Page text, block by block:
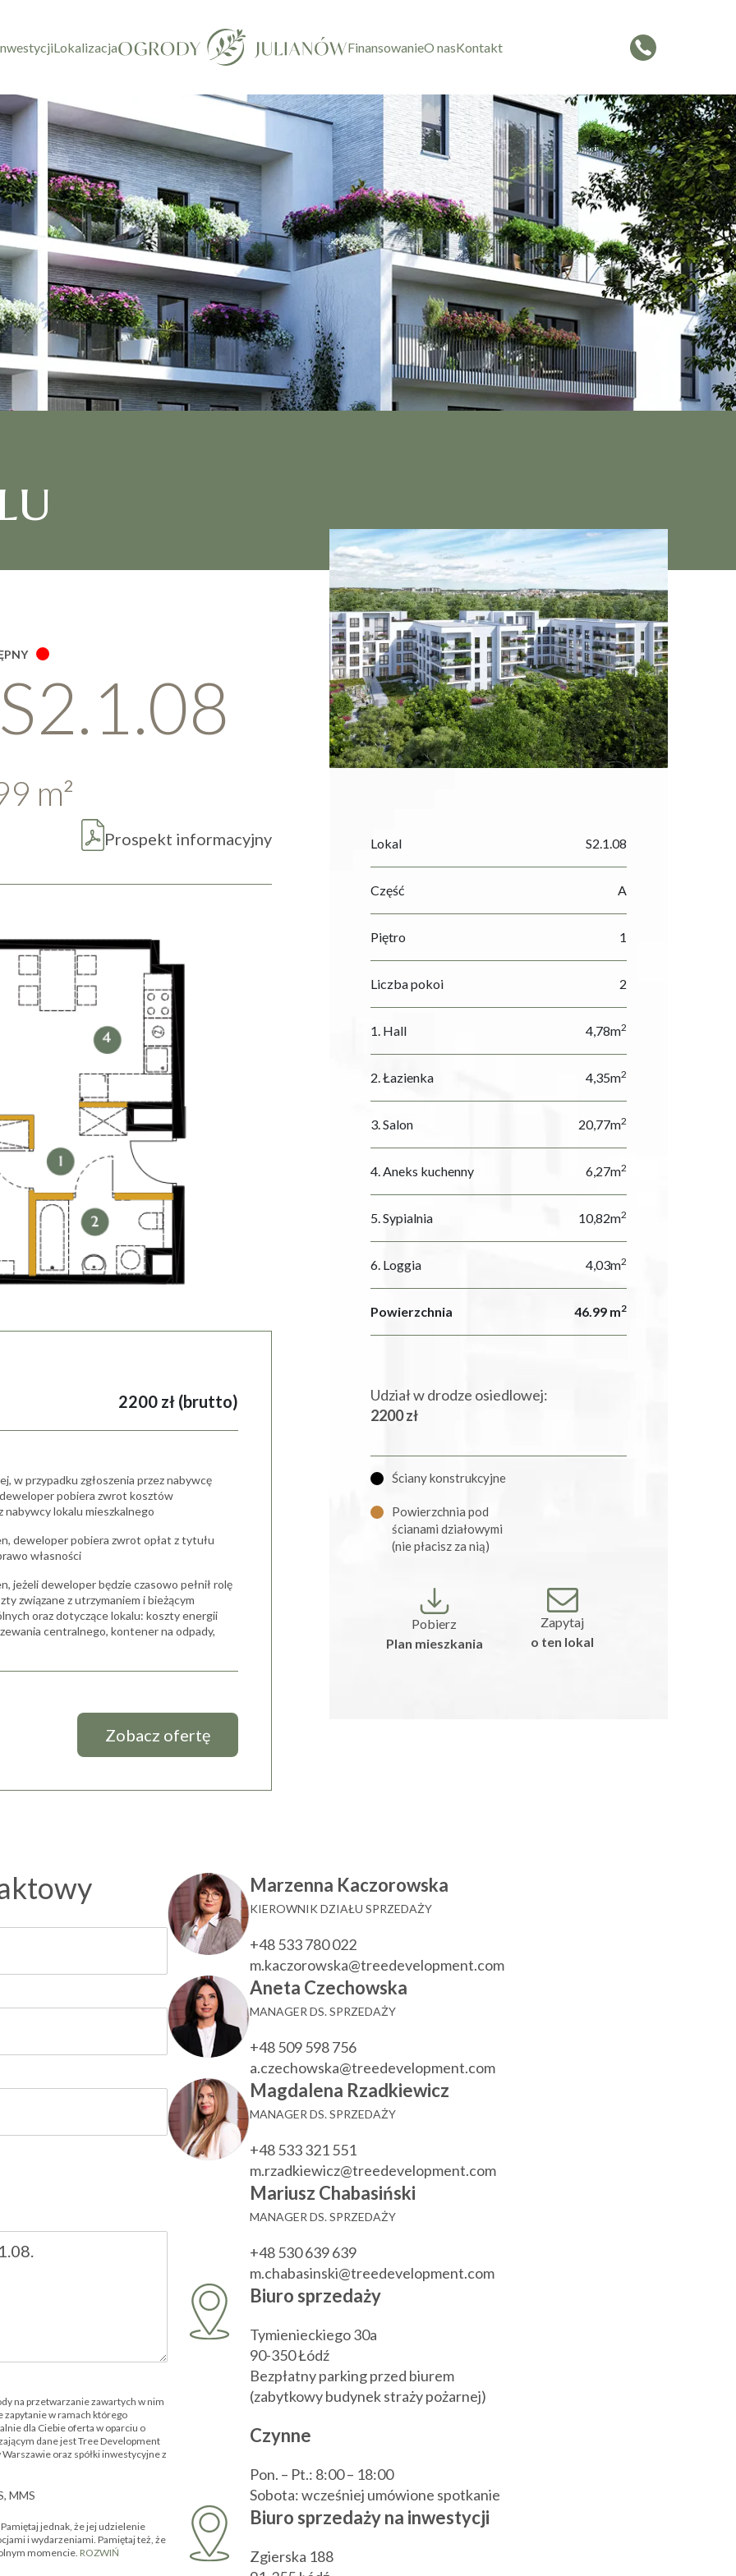
Lokalizacja FinansowanieO nasKontakt
m2
Prospekt informacyjny
2200 zł (brutto)
w przypadku zgłoszenia przez nabywcę
pobiera zwrot kosztów
lokalu mieszkalnego
deweloper pobiera zwrot opłat z tytułu
własności
jeżeli deweloper będzie czasowo pełnił rolę
związane z utrzymaniem i bieżącym
oraz dotyczące lokalu: koszty energii
centralnego, kontener na odpady,
Zobacz ofertę
Lokal S2.1.08
Część A
Piętro 1
Liczba pokoi 2
1. Hall 4,78m2
2. Łazienka 4,35m2
3. Salon 20,77m2
4. Aneks kuchenny 6,27m2
5. Sypialnia 10,82m2
6. Loggia 4,03m2
Powierzchnia 46.99 m2
Udział w drodze osiedlowej:
2200 zł
Ściany konstrukcyjne
Powierzchnia pod
ścianami działowymi
(nie płacisz za nią)
Pobierz
Plan mieszkania
Zapytaj
o ten lokal
na przetwarzanie zawartych w nim
zapytanie w ramach którego
dla Ciebie oferta w oparciu o
dane jest Tree Development
oraz spółki inwestycyjne z
MMS
jednak, że jej udzielenie
i wydarzeniami. Pamiętaj też, że
momencie. ROZWIŃ
Marzenna Kaczorowska
KIEROWNIK DZIAŁU SPRZEDAŻY
+48 533 780 022
m.kaczorowska@treedevelopment.com
Aneta Czechowska
MANAGER DS. SPRZEDAŻY
+48 509 598 756
a.czechowska@treedevelopment.com
Magdalena Rzadkiewicz
MANAGER DS. SPRZEDAŻY
+48 533 321 551
m.rzadkiewicz@treedevelopment.com
Mariusz Chabasiński
MANAGER DS. SPRZEDAŻY
+48 530 639 639
m.chabasinski@treedevelopment.com
Biuro sprzedaży
Tymienieckiego 30a
90-350 Łódź
Bezpłatny parking przed biurem
(zabytkowy budynek straży pożarnej)
Czynne
Pon. – Pt.: 8:00 – 18:00
Sobota: wcześniej umówione spotkanie
Biuro sprzedaży na inwestycji
Zgierska 188